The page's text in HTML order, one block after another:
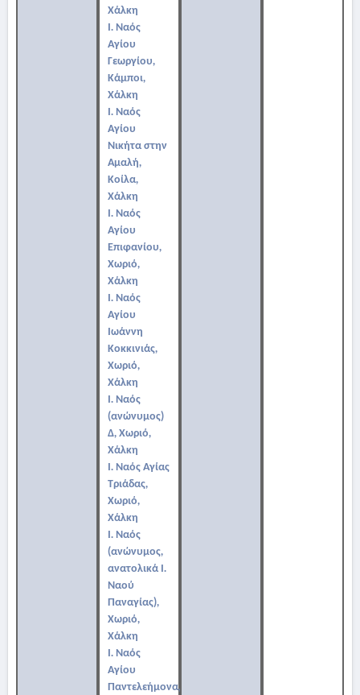
Χάλκη
Ι. Ναός
Αγίου
Γεωργίου,
Κάμποι,
Χάλκη
Ι. Ναός
Αγίου
Νικήτα στην
Αμαλή,
Κοίλα,
Χάλκη
Ι. Ναός
Αγίου
Επιφανίου,
Χωριό,
Χάλκη
Ι. Ναός
Αγίου
Ιωάννη
Κοκκινιάς,
Χωριό,
Χάλκη
Ι. Ναός
(ανώνυμος)
Δ, Χωριό,
Χάλκη
Ι. Ναός Αγίας
Τριάδας,
Χωριό,
Χάλκη
Ι. Ναός
(ανώνυμος,
ανατολικά Ι.
Ναού
Παναγίας),
Χωριό,
Χάλκη
Ι. Ναός
Αγίου
Παντελεήμονα,